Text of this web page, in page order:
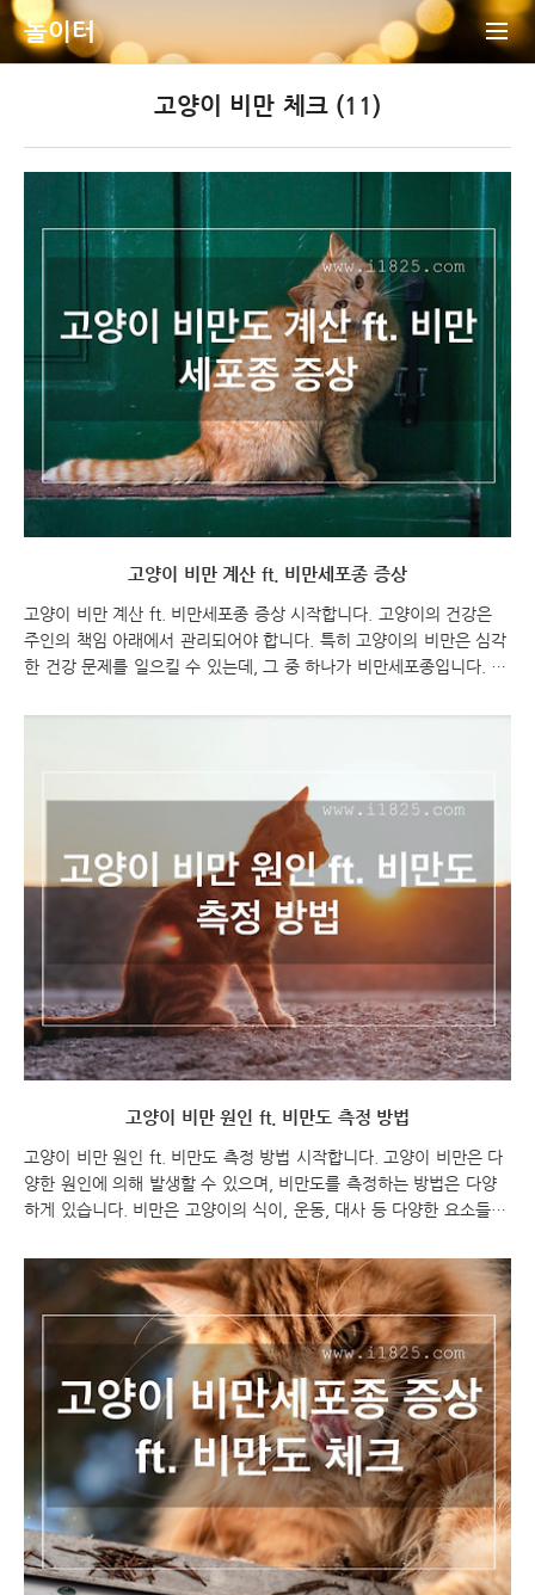
놀이터
고양이 비만 체크 (11)
고양이 비만 계산 ft. 비만세포종 증상
고양이 비만 계산 ft. 비만세포종 증상 시작합니다. 고양이의 건강은
주인의 책임 아래에서 관리되어야 합니다. 특히 고양이의 비만은 심각
한 건강 문제를 일으킬 수 있는데, 그 중 하나가 비만세포종입니다. 이
도를 계산하는 방법을 소개하겠습니다. 고양이를 키우는 주인으로서
노력해봅시다! 고양이 비만 계산 ft. 비만세포종 증상 고양이 비만 고
양이 비만 계산 고양이 비만도 계산 방법 고양이의 비만도를 계산하기
위해서는 몇 가지 방법이 있습니다. 일반적으로 사용되는 방법 중 하
나는 고양이의 체중과 체질량 지수(Bo..
고양이 비만 원인 ft. 비만도 측정 방법
고양이 비만 원인 ft. 비만도 측정 방법 시작합니다. 고양이 비만은 다
양한 원인에 의해 발생할 수 있으며, 비만도를 측정하는 방법은 다양
하게 있습니다. 비만은 고양이의 식이, 운동, 대사 등 다양한 요소들이
를 위해 비만의 원인을 파악하고 비만도를 정확하게 측정하는 것이 중
요합니다. 고양이 비만 원인 ft. 비만도 측정 방법 고양이 비만 고양이
비만 원인 고양이 비만 고양이 비만 고양이의 식이와 활동 수준이 균
형을 잡지 못하여 지나친 체중 증가가 발생하는 상태입니다. 고양이 비
만 고양이의 건강에 부정적인 영향을 미칠 수 있으며, 다양한 건강 문
제를 유발할 수 있습니다. 고양이 비만은 다양한 원인에 의해 발생할
수 있습니다. 가장 일반적인..